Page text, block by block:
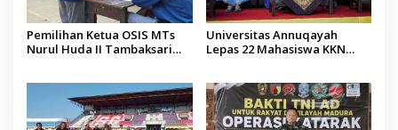
Pemilihan Ketua OSIS MTs
Nurul Huda II Tambaksari
Universitas Annuqayah
Lepas 22 Mahasiswa KKN